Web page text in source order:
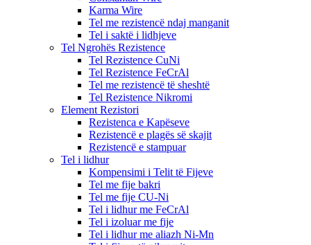
Karma Wire
Tel me rezistencë ndaj manganit
Tel i saktë i lidhjeve
Tel Ngrohës Rezistence
Tel Rezistence CuNi
Tel Rezistence FeCrAl
Tel me rezistencë të sheshtë
Tel Rezistence Nikromi
Element Rezistori
Rezistenca e Kapëseve
Rezistencë e plagës së skajit
Rezistencë e stampuar
Tel i lidhur
Kompensimi i Telit të Fijeve
Tel me fije bakri
Tel me fije CU-Ni
Tel i lidhur me FeCrAl
Tel i izoluar me fije
Tel i lidhur me aliazh Ni-Mn